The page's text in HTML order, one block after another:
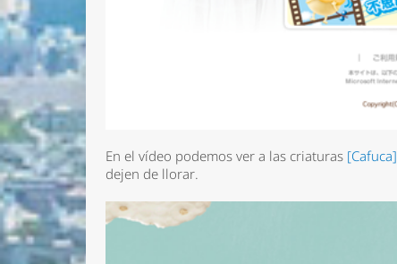
En el vídeo podemos ver a las criaturas [Cafuca]
dejen de llorar.